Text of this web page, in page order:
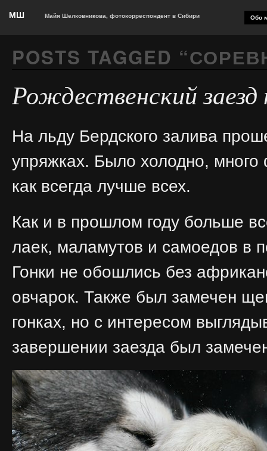
МШ Майя Шелковникова, фотокорреспондент в Сибири Обо
POSTS TAGGED “
Рождественский
На льду Бердского залива
упряжках. Было холодно,
как всегда лучше всех.
Как и в прошлом году больше
лаек, маламутов и самоедов в
Гонки не обошлись без
овчарок. Также был замечен
гонках, но с интересом
завершении заезда был